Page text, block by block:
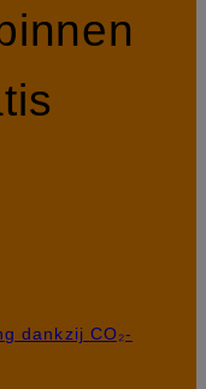
dankzij CO₂-